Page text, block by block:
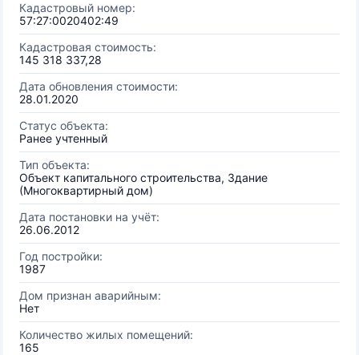
Кадастровый номер:
57:27:0020402:49
Кадастровая стоимость:
145 318 337,28
Дата обновления стоимости:
28.01.2020
Статус объекта:
Ранее учтенный
Тип объекта:
Объект капитального строительства, Здание
(Многоквартирный дом)
Дата постановки на учёт:
26.06.2012
Год постройки:
1987
Дом признан аварийным:
Нет
Количество жилых помещений:
165